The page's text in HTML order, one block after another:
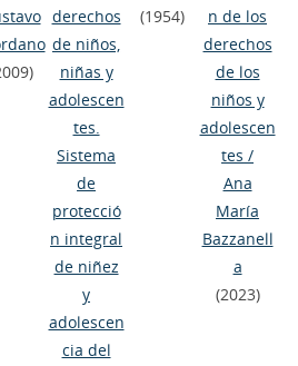
derechos
de niños,
niñas y
adolescen
tes.
Sistema
de
protecció
n integral
de niñez
y
adolescen
cia del
(1954)
n de los
derechos
de los
niños y
adolescen
tes /
Ana
María
Bazzanell
a
(2023)